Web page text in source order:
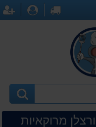
לקופה
מרוקאיות